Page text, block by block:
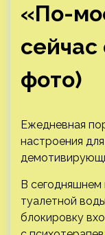
«По-
сейчас
фото)
Ежедневная
настроения
В сегодняшнем
туалетной
блокировку